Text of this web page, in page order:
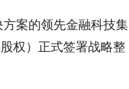
案的领先金融科技集
权）正式签署战略整